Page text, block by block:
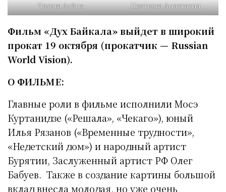
Чехова Алёна Цветкова Анастасия
Фильм «Дух Байкала» выйдет в широкий
прокат 19 октября (прокатчик — Russian
WorldVision).
О ФИЛЬМЕ:
Главные роли в фильме исполнили Мосэ
Куртанидзе («Решала», «Чекаго»), юный
Илья Рязанов («Временные трудности»,
«Недетский дом») и народный артист
Бурятии, Заслуженный артист РФ Олег
Бабуев. Также в создание картины большой
вклад внесла молодая, но уже очень